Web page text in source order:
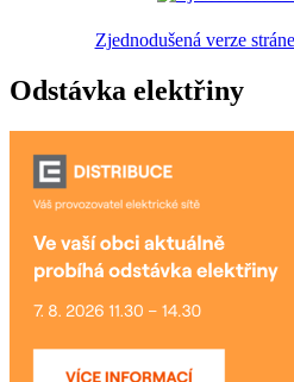
Zjednodušená verze
Odstávka elektřiny